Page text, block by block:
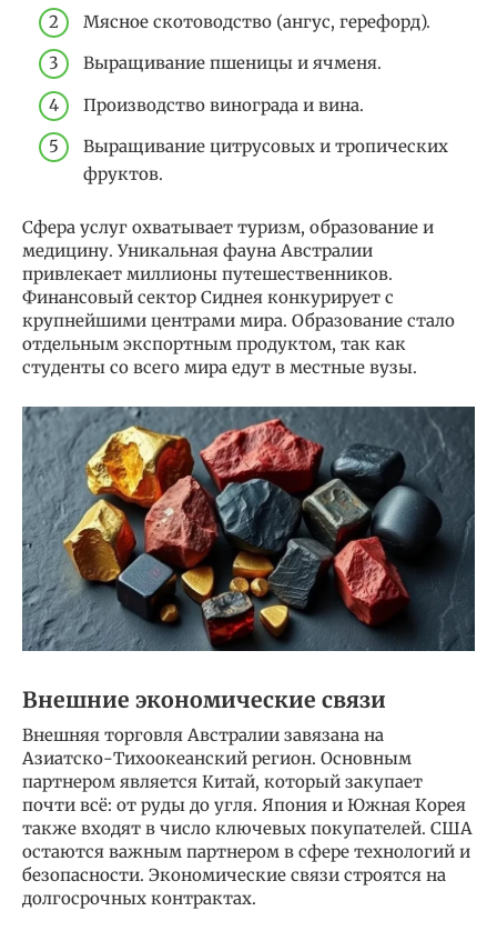
Мясное скотоводство (ангус, герефорд).
Выращивание пшеницы и ячменя.
Производство винограда и вина.
Выращивание цитрусовых и тропических
фруктов.
Сфера услуг охватывает туризм, образование и
медицину. Уникальная фауна Австралии
привлекает миллионы путешественников.
Финансовый сектор Сиднея конкурирует с
крупнейшими центрами мира. Образование стало
отдельным экспортным продуктом, так как
студенты со всего мира едут в местные вузы.
Внешние экономические связи
Внешняя торговля Австралии завязана на
Азиатско-Тихоокеанский регион. Основным
партнером является Китай, который закупает
почти всё: от руды до угля. Япония и Южная Корея
также входят в число ключевых покупателей. США
остаются важным партнером в сфере технологий и
безопасности. Экономические связи строятся на
долгосрочных контрактах.